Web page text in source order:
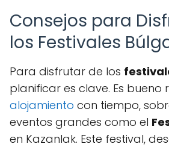
Consejos para
los Festivales
Para disfrutar de los
planificar es clave. Es bueno
alojamiento con tiempo,
eventos grandes como el
en Kazanlak. Este festival,